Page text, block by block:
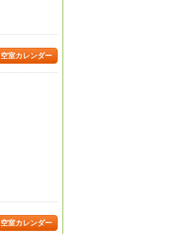
空室カレンダー
空室カレンダー